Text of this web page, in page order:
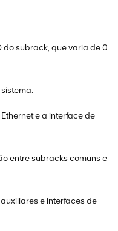
do subrack, que varia de 0
e a interface de
entre subracks comuns e
e interfaces de